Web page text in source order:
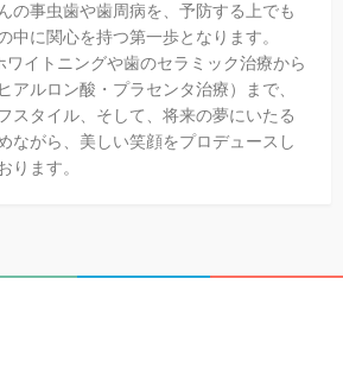
の事虫歯や歯周病を、予防する上でも
中に関心を持つ第一歩となります。
ワイトニングや歯のセラミック治療から
アルロン酸・プラセンタ治療）まで、
スタイル、そして、将来の夢にいたる
ながら、美しい笑顔をプロデュースし
ります。